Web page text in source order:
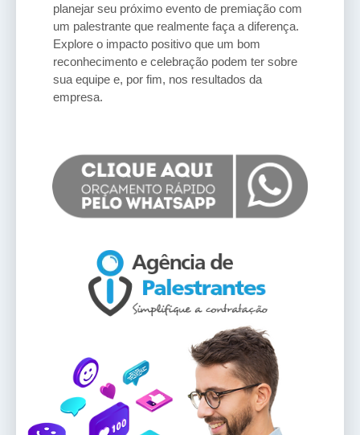
planejar seu próximo evento de premiação com
um palestrante que realmente faça a diferença.
Explore o impacto positivo que um bom
reconhecimento e celebração podem ter sobre
sua equipe e, por fim, nos resultados da
empresa.